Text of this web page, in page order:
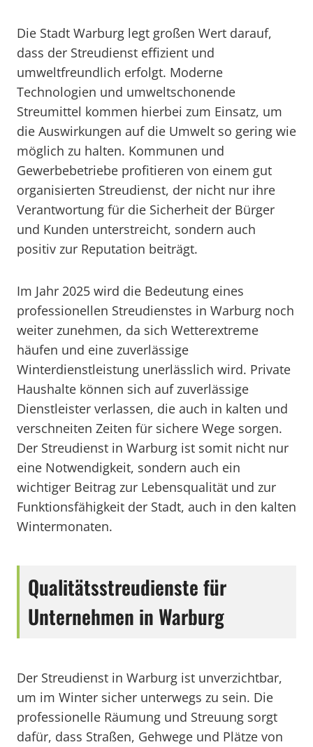
Die Stadt Warburg legt großen Wert darauf,
dass der Streudienst effizient und
umweltfreundlich erfolgt. Moderne
Technologien und umweltschonende
Streumittel kommen hierbei zum Einsatz, um
die Auswirkungen auf die Umwelt so gering wie
möglich zu halten. Kommunen und
Gewerbebetriebe profitieren von einem gut
organisierten Streudienst, der nicht nur ihre
Verantwortung für die Sicherheit der Bürger
und Kunden unterstreicht, sondern auch
positiv zur Reputation beiträgt.
Im Jahr 2025 wird die Bedeutung eines
professionellen Streudienstes in Warburg noch
weiter zunehmen, da sich Wetterextreme
häufen und eine zuverlässige
Winterdienstleistung unerlässlich wird. Private
Haushalte können sich auf zuverlässige
Dienstleister verlassen, die auch in kalten und
verschneiten Zeiten für sichere Wege sorgen.
Der Streudienst in Warburg ist somit nicht nur
eine Notwendigkeit, sondern auch ein
wichtiger Beitrag zur Lebensqualität und zur
Funktionsfähigkeit der Stadt, auch in den kalten
Wintermonaten.
Qualitätsstreudienste für
Unternehmen in Warburg
Der Streudienst in Warburg ist unverzichtbar,
um im Winter sicher unterwegs zu sein. Die
professionelle Räumung und Streuung sorgt
dafür, dass Straßen, Gehwege und Plätze von